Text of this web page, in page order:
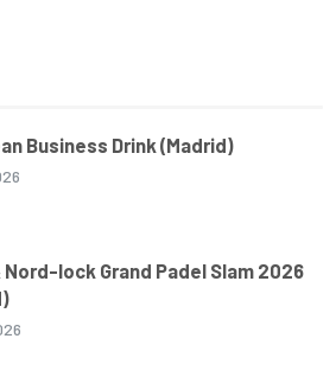
Business Drink (Madrid)
Nord-lock Grand Padel Slam 2026